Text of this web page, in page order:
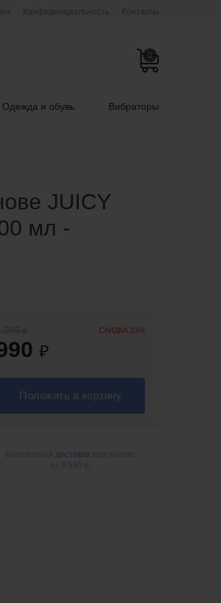
Конфиденциальность Контакты
0
Одежда и обувь Вибраторы
JUICY
мл -
СКИДКА 23%
₽
Положить в корзину
Бесплатнаядоставка